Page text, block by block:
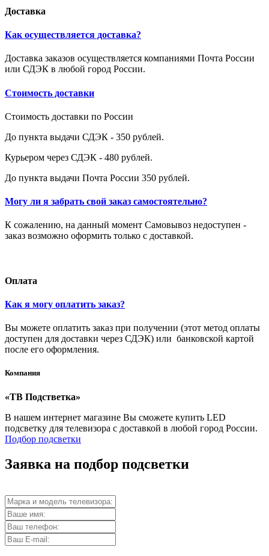
Доставка
Как осуществляется доставка?
Доставка заказов осуществляется компаниями Почта России
или СДЭК в любой город России.
Стоимость доставки
Стоимость доставки по России
До пункта выдачи СДЭК - 350 рублей.
Курьером через СДЭК - 480 рублей.
До пункта выдачи Почта России 350 рублей.
Могу ли я забрать свой заказ самостоятельно?
К сожалению, на данный момент Самовывоз недоступен -
заказ возможно оформить только с доставкой.
Оплата
Как я могу оплатить заказ?
Вы можете оплатить заказ при получении (этот метод оплаты
доступен для доставки через СДЭК) или банковской картой
после его оформления.
Компания
«ТВ Подстветка»
В нашем интернет магазине Вы сможете купить LED
подсветку для телевизора с доставкой в любой город России.
Подбор подсветки
Заявка на подбор подсветки